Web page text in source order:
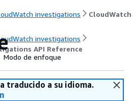
investigations
investigations
API Reference
Modo de enfoque
traducido a su idioma.